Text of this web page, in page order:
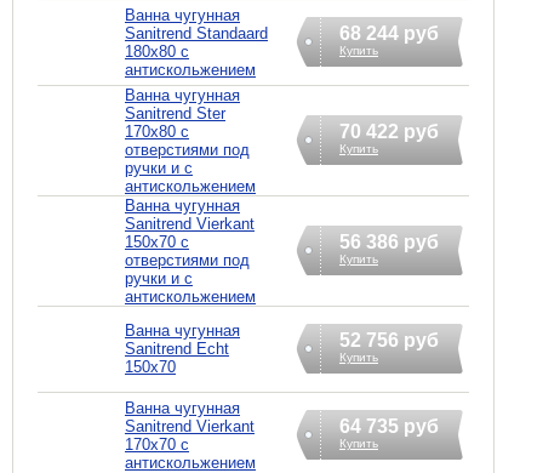
Ванна чугунная
Sanitrend Standaard
180х80 с
антискольжением
68 244 руб
Купить
Ванна чугунная
Sanitrend Ster
170х80 с
отверстиями под
ручки и с
антискольжением
70 422 руб
Купить
Ванна чугунная
Sanitrend Vierkant
150х70 с
отверстиями под
ручки и с
антискольжением
56 386 руб
Купить
Ванна чугунная
Sanitrend Echt
150х70
52 756 руб
Купить
Ванна чугунная
Sanitrend Vierkant
170х70 с
антискольжением
64 735 руб
Купить